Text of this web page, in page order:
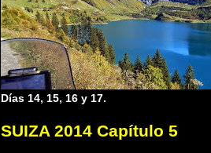
Días 14, 15, 16 y 17.
SUIZA 2014 Capítulo 5